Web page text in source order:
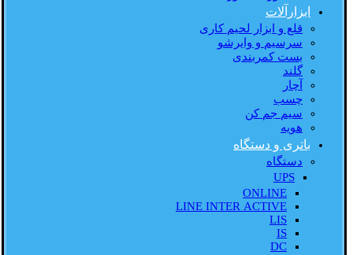
ابزارآلات
قلع و ابزار لحیم کاری
سرسیم و وایرشو
بست کمربندی
گلند
آچار
چسب
سیم جم کن
هویه
باتری و دستگاه
دستگاه
UPS
ONLINE
LINE INTER ACTIVE
LIS
IS
DC